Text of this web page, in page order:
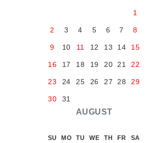
AUGUST
1
2 3 4 5 6 7 8
9 10 11 12 13 14 15
16 17 18 19 20 21 22
23 24 25 26 27 28 29
30 31
SU MO TU WE TH FR SA